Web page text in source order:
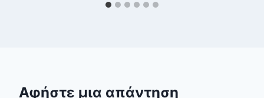
Αφήστε μια απάντηση